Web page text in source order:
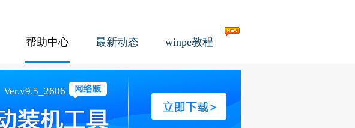
帮助中心 最新动态 winpe教程